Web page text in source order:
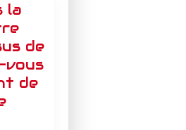
la
de
vous
de